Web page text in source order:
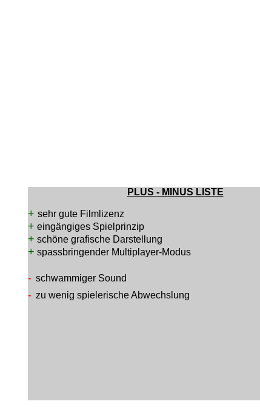
PLUS - MINUS LISTE
+ sehr gute Filmlizenz
+ eingängiges Spielprinzip
+ schöne grafische Darstellung
+ spassbringender Multiplayer-Modus
- schwammiger Sound
- zu wenig spielerische Abwechslung